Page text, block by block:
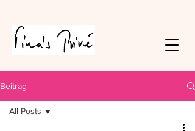
Beitrag
All Posts